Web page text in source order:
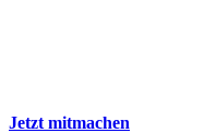
Jetzt mitmachen